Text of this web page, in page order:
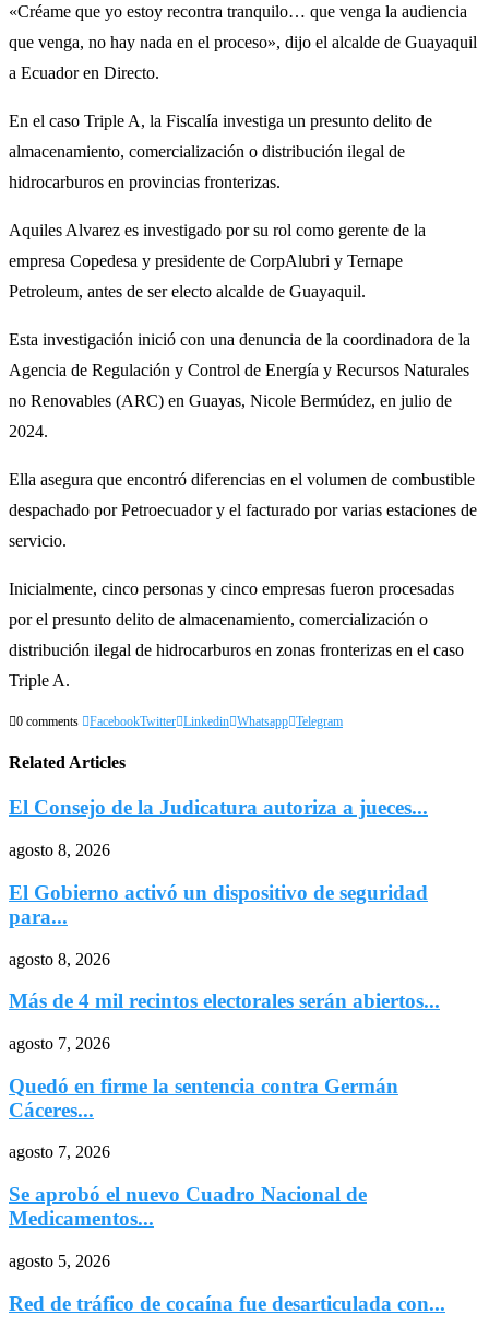
«Créame que yo estoy recontra tranquilo… que venga la audiencia
que venga, no hay nada en el proceso», dijo el alcalde de Guayaquil
a Ecuador en Directo.
En el caso Triple A, la Fiscalía investiga un presunto delito de
almacenamiento, comercialización o distribución ilegal de
hidrocarburos en provincias fronterizas.
Aquiles Alvarez es investigado por su rol como gerente de la
empresa Copedesa y presidente de CorpAlubri y Ternape
Petroleum, antes de ser electo alcalde de Guayaquil.
Esta investigación inició con una denuncia de la coordinadora de la
Agencia de Regulación y Control de Energía y Recursos Naturales
no Renovables (ARC) en Guayas, Nicole Bermúdez, en julio de
2024.
Ella asegura que encontró diferencias en el volumen de combustible
despachado por Petroecuador y el facturado por varias estaciones de
servicio.
Inicialmente, cinco personas y cinco empresas fueron procesadas
por el presunto delito de almacenamiento, comercialización o
distribución ilegal de hidrocarburos en zonas fronterizas en el caso
Triple A.
0 comments FacebookTwitter Linkedin Whatsapp Telegram
Related Articles
El Consejo de la Judicatura autoriza a jueces...
agosto 8, 2026
El Gobierno activó un dispositivo de seguridad
para...
agosto 8, 2026
Más de 4 mil recintos electorales serán abiertos...
agosto 7, 2026
Quedó en firme la sentencia contra Germán
Cáceres...
agosto 7, 2026
Se aprobó el nuevo Cuadro Nacional de
Medicamentos...
agosto 5, 2026
Red de tráfico de cocaína fue desarticulada con...